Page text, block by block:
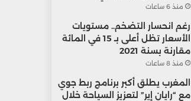
منذ 6 ساعات
رغم انحسار التضخم.. مستويات
الأسعار تظل أعلى بـ 15 في المائة
مقارنة بسنة 2021
منذ 8 ساعات
المغرب يطلق أكبر برنامج ربط جوي
مع “رايان إير” لتعزيز السياحة خلال